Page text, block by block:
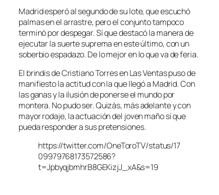
Madrid esperó al segundo de su lote, que escuchó
palmas en el arrastre, pero el conjunto tampoco
terminó por despegar. Sí que destacó la manera de
ejecutar la suerte suprema en este último, con un
soberbio espadazo. De lo mejor en lo que va de feria.
El brindis de Cristiano Torres en Las Ventas puso de
manifiesto la actitud con la que llegó a Madrid. Con
las ganas y la ilusión de ponerse el mundo por
montera. No pudo ser. Quizás, más adelante y con
mayor rodaje, la actuación del joven maño sí que
pueda responder a sus pretensiones.
https://twitter.com/OneToroTV/status/17
09979768173572586?
t=JpbyqjbmhrB8GEKizjJ_xA&s=19